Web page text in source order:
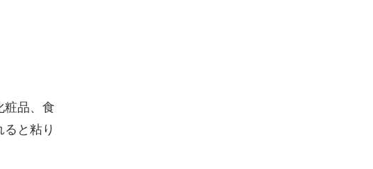
粧品、食
と粘り